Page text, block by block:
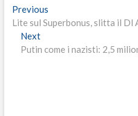
Navigazione
articoli
PreviousPrevious
post:
Lite sul Superbonus, slitta il
NextNext
post:
Putin come i nazisti: 2,5